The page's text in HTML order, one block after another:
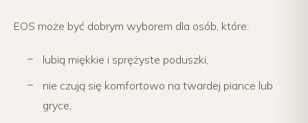
EOS może być dobrym wyborem dla osób, które:
lubią miękkie i sprężyste poduszki,
nie czują się komfortowo na twardej piance lub
gryce,